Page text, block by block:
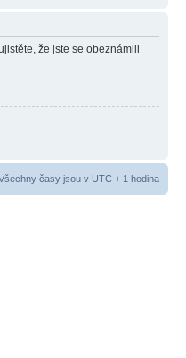
že jste se obeznámili
časy jsou v UTC + 1 hodina